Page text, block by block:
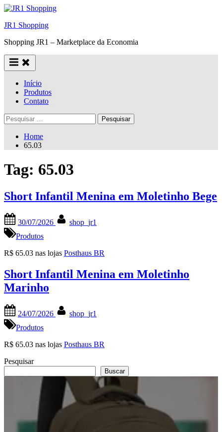
Skip
content
JR1 Shopping
Shopping JR1 – Marketplace da Economia
Início
Produtos
Contato
Pesquisar
por:
Home
65.03
Tag: 65.03
Short Infantil Menina em Moletinho Bege
on
30/07/2026
shop_jr1
Produtos
R$ 65.03 nas lojas Posthaus BR
Short Infantil Menina em Moletinho
Marinho
on
24/07/2026
shop_jr1
Produtos
R$ 65.03 nas lojas Posthaus BR
Pesquisar
Buscar